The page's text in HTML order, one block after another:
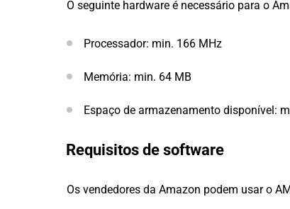
O seguinte hardware é necessário para o
Processador: min. 166 MHz
Memória: min. 64 MB
Espaço de armazenamento disponível:
Requisitos de software
Os vendedores da Amazon podem usar o